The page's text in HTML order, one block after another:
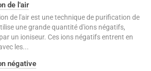
de l'air
de l'air est une technique de purification de
une grande quantité d'ions négatifs,
un ioniseur. Ces ions négatifs entrent en
les...
négative